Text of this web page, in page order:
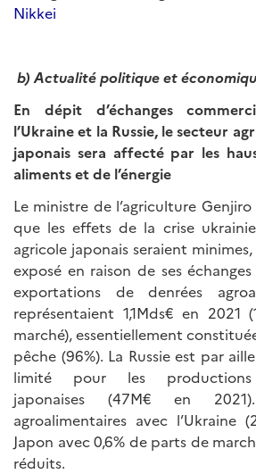
Nikkei
b) Actualité politique et
En dépit d’échanges
l’Ukraine et la Russie, le secteur
japonais sera affecté par les
aliments et de l’énergie
Le ministre de l’agriculture
que les effets de la crise
agricole japonais seraient
exposé en raison de ses échanges
exportations de denrées
représentaient 1,1Mds€ en 2021
marché), essentiellement
pêche (96%). La Russie est par
limité pour les productions
japonaises (47M€ en
agroalimentaires avec l’Ukraine
Japon avec 0,6% de parts de
réduits.